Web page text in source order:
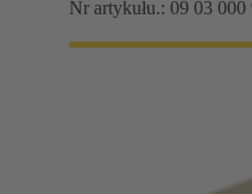
Nr artykułu.: 09 03 000